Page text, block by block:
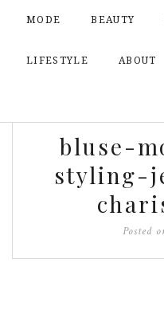
MODE BEAUTY
LIFESTYLE ABOUT
bluse-
styling-
Posted